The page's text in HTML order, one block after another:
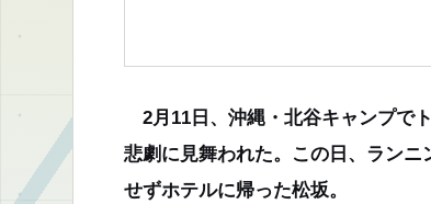
2月11日、沖縄・北谷キャンプで
悲劇に見舞われた。この日、ラン
せずホテルに帰った松坂。